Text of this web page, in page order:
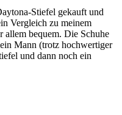
Stiefel gekauft und
Vergleich zu meinem
allem bequem. Die Schuhe
Mann (trotz hochwertiger
und dann noch ein